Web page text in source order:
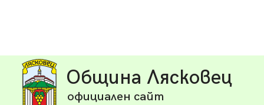
Община Лясковец
официален сайт